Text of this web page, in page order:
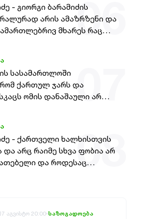
სამუშაოები
- გიორგი ბარამიძის
არის ამაზრზენი და
მხარეს რაც
06
სასამართლოში
ქართულ ჯარს და
ომის დანაშაული არ
არ დაურღვევია, ეს
ჩვენი ხელისუფლების
საკუთარი ქვეყნის
მიმართ
07
- ქართველი ხალხისთვის
არც რაიმე სხვა ფობია არ
და როდესაც08
განახორციელა
20%-ის
7 აგვისტო 20:00 საზოგადოება